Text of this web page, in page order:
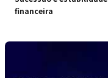
financeira